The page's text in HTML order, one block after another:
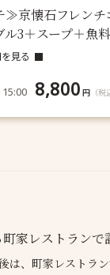
京懐石フレンチ
ル3＋スープ＋魚
見る
8,800 円 （税
家レストラン
は、町家レストラ